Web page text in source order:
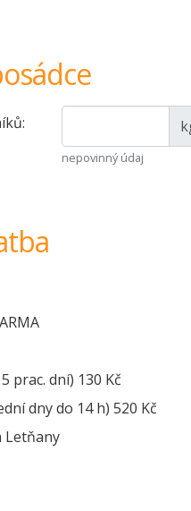
nepovinný údaj
prac. dní) 130 Kč
dny do 14 h) 520 Kč
Letňany